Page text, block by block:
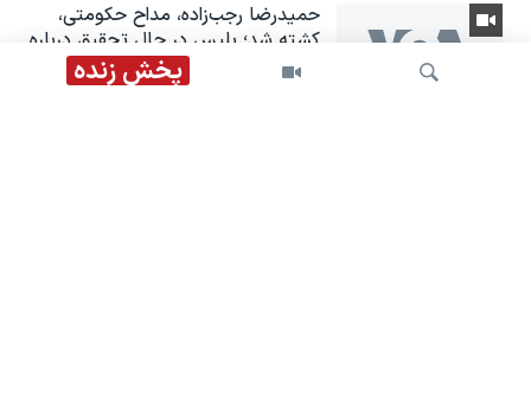
پخش زنده
حمیدرضا رجب‌زاده، مداح حکومتی،
کشته شد؛ پلیس در حال تحقیق درباره
پرونده